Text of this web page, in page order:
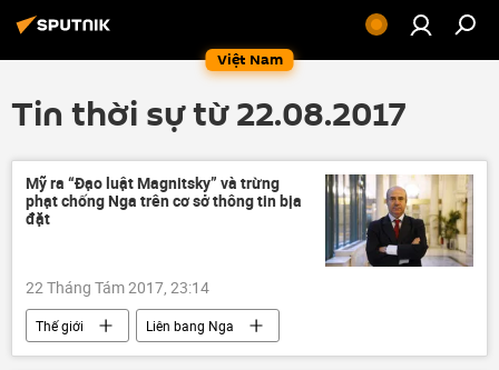
Việt Nam
Tin thời sự từ 22.08.2017
Mỹ ra “Đạo luật Magnitsky” và trừng
phạt chống Nga trên cơ sở thông tin bịa
đặt
22 Tháng Tám 2017, 23:14
Thế giới
Liên bang Nga
trừng phạt